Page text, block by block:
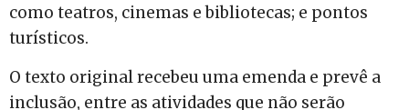
como teatros, cinemas e bibliotecas; e pontos
turísticos.
O texto original recebeu uma emenda e prevê a
inclusão, entre as atividades que não serão